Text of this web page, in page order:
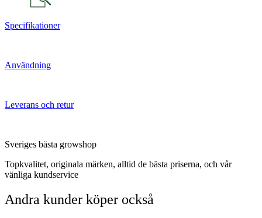
Specifikationer
Användning
Leverans och retur
Sveriges bästa growshop
Topkvalitet, originala märken, alltid de bästa priserna, och vår
vänliga kundservice
Andra kunder köper också